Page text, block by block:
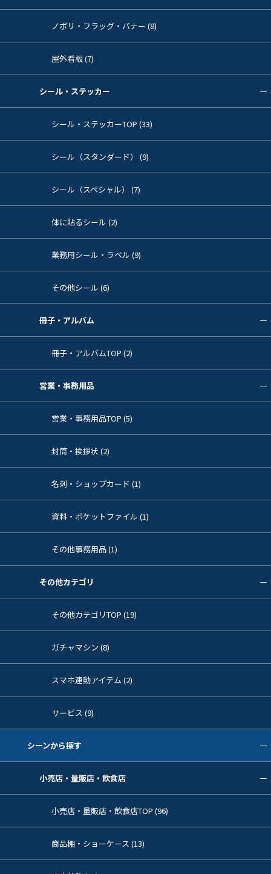
ノボリ・フラッグ・バナー (8)
屋外看板 (7)
シール・ステッカー
シール・ステッカーTOP (33)
シール（スタンダード） (9)
シール（スペシャル） (7)
体に貼るシール (2)
業務用シール・ラベル (9)
その他シール (6)
冊子・アルバム
冊子・アルバムTOP (2)
営業・事務用品
営業・事務用品TOP (5)
封筒・挨拶状 (2)
名刺・ショップカード (1)
資料・ポケットファイル (1)
その他事務用品 (1)
その他カテゴリ
その他カテゴリTOP (19)
ガチャマシン (8)
スマホ連動アイテム (2)
サービス (9)
シーンから探す
小売店・量販店・飲食店
小売店・量販店・飲食店TOP (96)
商品棚・ショーケース (13)